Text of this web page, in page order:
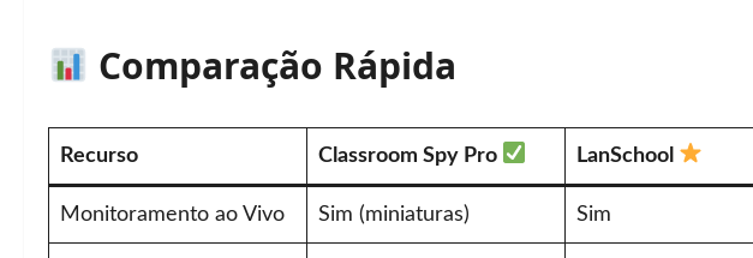
Comparação Rápida
Recurso Classroom Spy Pro LanSchool
Monitoramento ao Vivo Sim (miniaturas) Sim